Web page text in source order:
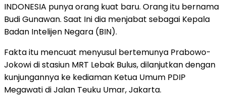
INDONESIA punya orang kuat baru. Orang itu bernama
Budi Gunawan. Saat Ini dia menjabat sebagai Kepala
Badan Intelijen Negara (BIN).
Fakta itu mencuat menyusul bertemunya Prabowo-
Jokowi di stasiun MRT Lebak Bulus, dilanjutkan dengan
kunjungannya ke kediaman Ketua Umum PDIP
Megawati di Jalan Teuku Umar, Jakarta.